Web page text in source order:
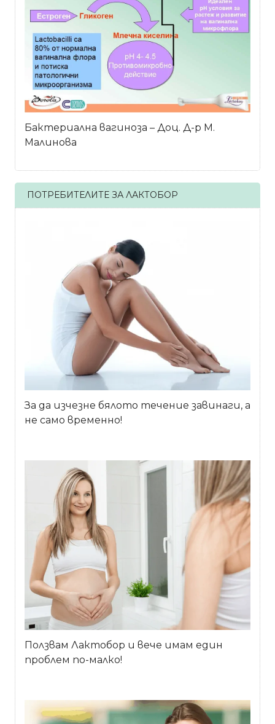
Бактериална вагиноза – Доц. Д-р М.
Малинова
ПОТРЕБИТЕЛИТЕ ЗА ЛАКТОБОР
За да изчезне бялото течение завинаги, а
не само временно!
Ползвам Лактобор и вече имам един
проблем по-малко!